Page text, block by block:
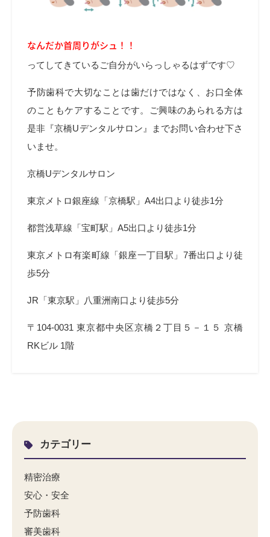
なんだか首周りがシュ！！
ってしてきているご自分がいらっしゃるはずです♡
予防歯科で大切なことは歯だけではなく、お口全体
のこともケアすることです。ご興味のあられる方は
是非『京橋Uデンタルサロン』までお問い合わせ下さ
いませ。
京橋Uデンタルサロン
東京メトロ銀座線「京橋駅」A4出口より徒歩1分
都営浅草線「宝町駅」A5出口より徒歩1分
東京メトロ有楽町線「銀座一丁目駅」7番出口より徒
歩5分
JR「東京駅」八重洲南口より徒歩5分
〒 104-0031 東京都中央区京橋２丁目５－１５ 京橋
RKビル 1階
カテゴリー
精密治療
安心・安全
予防歯科
審美歯科